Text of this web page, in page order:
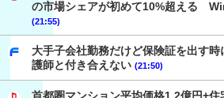
の市場シェアが初めて10%超える
(21:55)
大手子会社勤務だけど保険証を出す
護師と付き合えない (21:50)